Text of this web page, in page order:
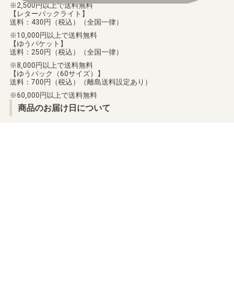
【ST-15】勇気の戦竜
【ST-14】アドバンスデッキ ベルゼブモン
【ST-13】ラグナロードモン
【ST-12】ジエスモン
【ST-11】スペシャルエントリーセット
2,500円以上で送料無料
【レターパックライト】
送料：430円（税込）（全国一律）
10,000円以上で送料無料
【ゆうパケット】
送料：250円（税込）（全国一律）
8,000円以上で送料無料
【ゆうパック（60サイズ）】
送料：700円（税込）（離島送料設定あり）
60,000円以上で送料無料
商品のお届け日について